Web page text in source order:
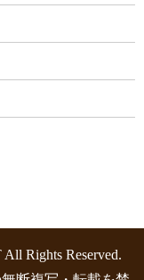
Rights Reserved.